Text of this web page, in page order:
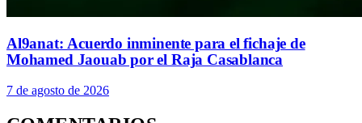
Al9anat: Acuerdo inminente para el fichaje de
Mohamed Jaouab por el Raja Casablanca
7 de agosto de 2026